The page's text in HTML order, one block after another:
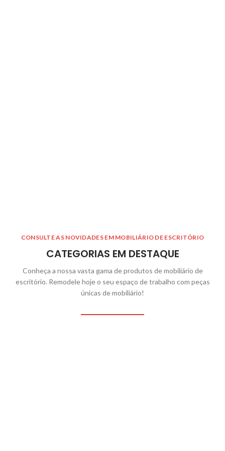
CONSULTE AS NOVIDADES EM MOBILIÁRIO DE ESCRITÓRIO
CATEGORIAS EM DESTAQUE
Conheça a nossa vasta gama de produtos de mobiliário de
escritório. Remodele hoje o seu espaço de trabalho com peças
únicas de mobiliário!